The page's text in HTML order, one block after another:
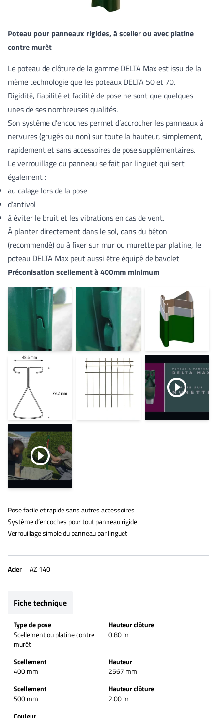
Poteau pour panneaux rigides, à sceller ou avec platine
contre murêt
Le poteau de clôture de la gamme DELTA Max est issu de la
même technologie que les poteaux DELTA 50 et 70.
Rigidité, fiabilité et facilité de pose ne sont que quelques
unes de ses nombreuses qualités.
Son système d’encoches permet d’accrocher les panneaux à
nervures (grugés ou non) sur toute la hauteur, simplement,
rapidement et sans accessoires de pose supplémentaires.
Le verrouillage du panneau se fait par linguet qui sert
également :
au calage lors de la pose
d’antivol
à éviter le bruit et les vibrations en cas de vent.
À planter directement dans le sol, dans du béton
(recommendé) ou à fixer sur mur ou murette par platine, le
poteau DELTA Max peut aussi être équipé de bavolet
Préconisation scellement à 400mm minimum
Pose facile et rapide sans autres accessoires
Système d’encoches pour tout panneau rigide
Verrouillage simple du panneau par linguet
Acier AZ 140
Fiche technique
Type de pose
Scellement ou platine contre
murêt
Hauteur clôture
0.80 m
Scellement
400 mm
Hauteur
2567 mm
Scellement
500 mm
Hauteur clôture
2.00 m
Couleur